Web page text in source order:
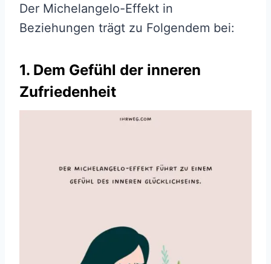
Der Michelangelo-Effekt in
Beziehungen trägt zu Folgendem bei:
1. Dem Gefühl der inneren
Zufriedenheit